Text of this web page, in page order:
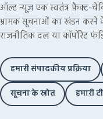
ऑल्ट न्यूज़ एक स्वतंत्र फ़ैक्ट-
भ्रामक सूचनाओं का खंडन करने
राजनीतिक दल या कॉर्पोरेट
हमारी संपादकीय प्रक्रिया
सूचना के स्रोत
हमारी